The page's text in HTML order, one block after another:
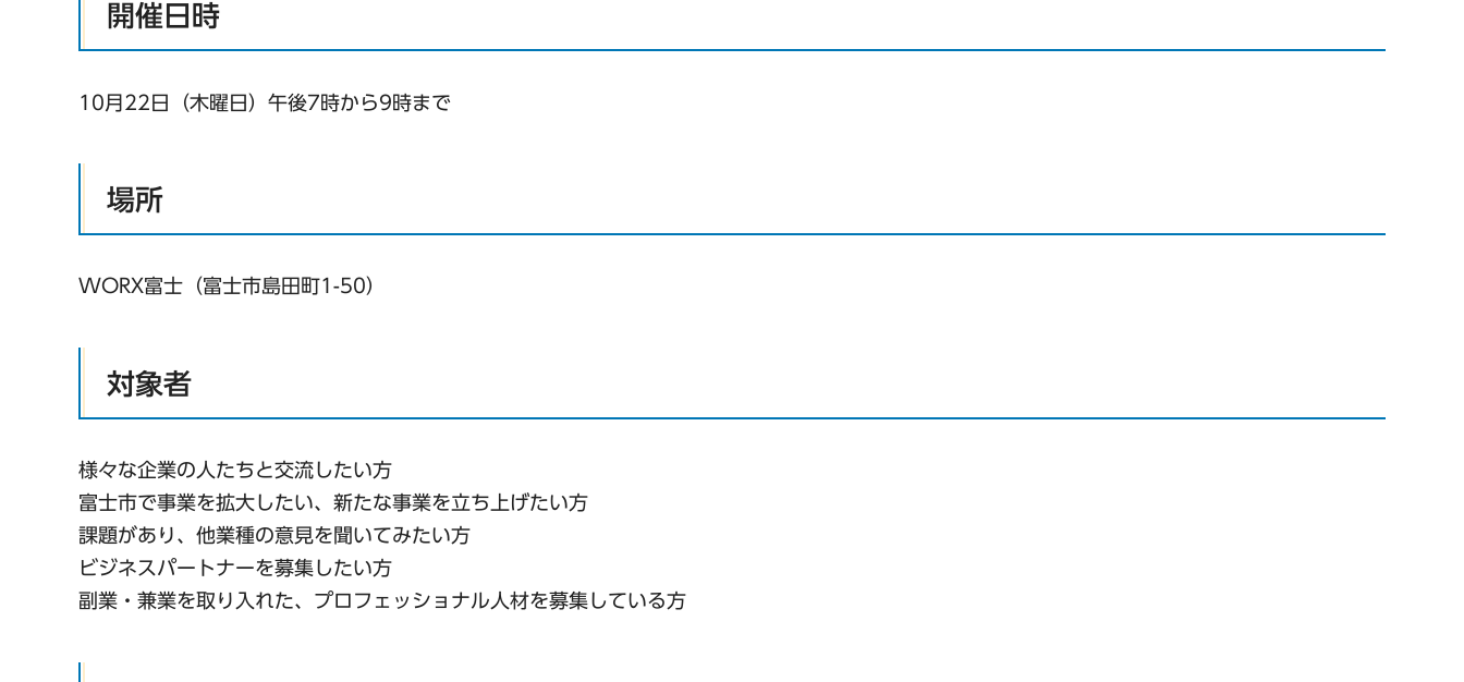
開催日時
10月22日（木曜日）午後7時から9時まで
場所
WORX富士（富士市島田町1-50）
対象者
様々な企業の人たちと交流したい方
富士市で事業を拡大したい、新たな事業を立ち上げたい方
課題があり、他業種の意見を聞いてみたい方
ビジネスパートナーを募集したい方
副業・兼業を取り入れた、プロフェッショナル人材を募集している方